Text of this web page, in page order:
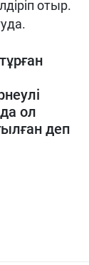
отыр.
ол
деп